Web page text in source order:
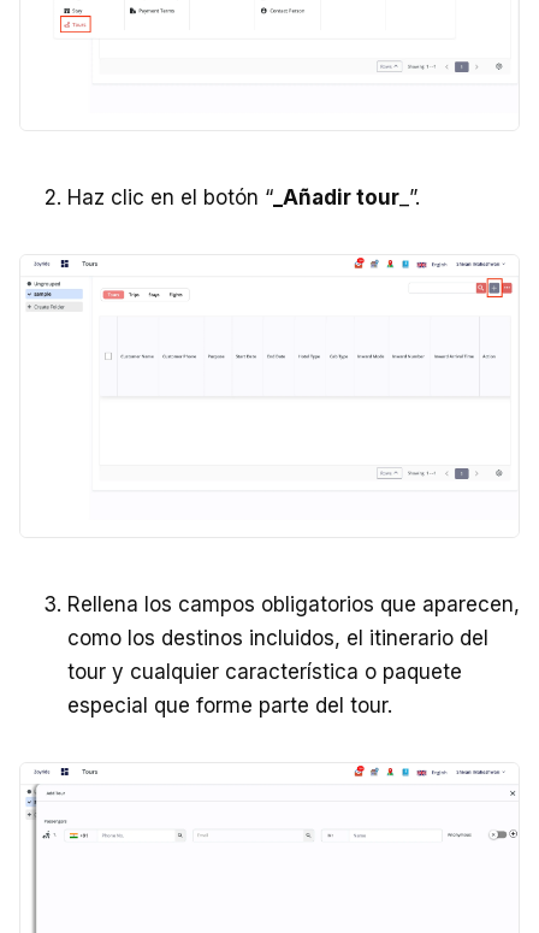
Haz clic en el botón “ _Añadir tour_”.
Rellena los campos obligatorios que aparecen,
como los destinos incluidos, el itinerario del
tour y cualquier característica o paquete
especial que forme parte del tour.